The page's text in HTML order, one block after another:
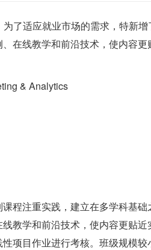
了适应就业市场的需求，特新增
在线教学和前沿技术，使内容
& Analytics
课程注重实践 ， 建立在多学科基
教学和前沿技术，使内容更贴
项目作业进行考核。班级规模